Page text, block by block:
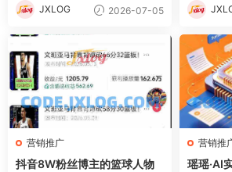
JXLOG 2026-07-05
营销推广
抖音8W粉丝博主的篮球人物
营销推
瑶瑶·AI